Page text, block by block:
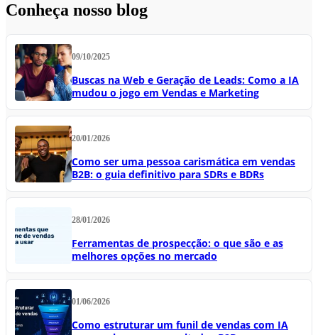
Conheça nosso blog
09/10/2025
Buscas na Web e Geração de Leads: Como a IA
mudou o jogo em Vendas e Marketing
20/01/2026
Como ser uma pessoa carismática em vendas
B2B: o guia definitivo para SDRs e BDRs
28/01/2026
Ferramentas de prospecção: o que são e as
melhores opções no mercado
01/06/2026
Como estruturar um funil de vendas com IA